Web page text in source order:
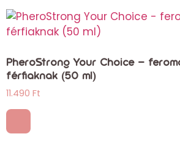
PheroStrong Your Choice –
férfiaknak (50 ml)
11.490 Ft